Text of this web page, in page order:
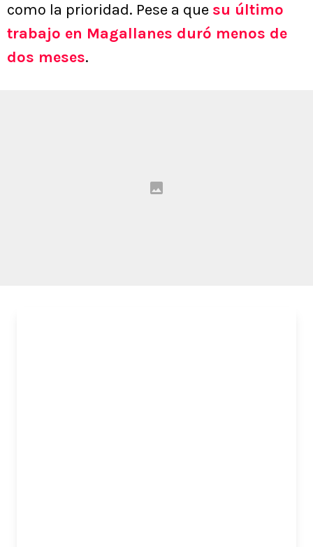
como la prioridad. Pese a que su último
trabajo en Magallanes duró menos de
dos meses.